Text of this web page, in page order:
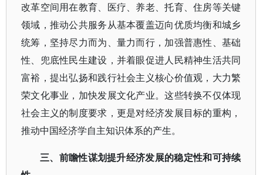
改革空间用在教育、医疗、养老、托育、住房等关键
领域，推动公共服务从基本覆盖迈向优质均衡和城乡
统筹，坚持尽力而为、量力而行，加强普惠性、基础
性、兜底性民生建设，并着眼促进人民精神生活共同
富裕，提出弘扬和践行社会主义核心价值观，大力繁
荣文化事业，加快发展文化产业。这些转换不仅体现
社会主义的制度要求，更是对经济发展目标的重构，
推动中国经济学自主知识体系的产生。
三、前瞻性谋划提升经济发展的稳定性和可持续